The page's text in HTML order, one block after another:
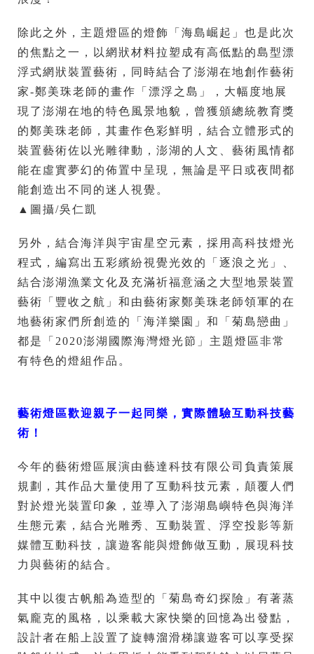
除此之外，主題燈區的燈飾「海島崛起」也是此次
的焦點之一，以網狀材料拉塑成有高低點的島型漂
浮式網狀裝置藝術，同時結合了澎湖在地創作藝術
家-鄭美珠老師的畫作「漂浮之島」，大幅度地展
現了澎湖在地的特色風景地貌，曾獲頒總統教育獎
的鄭美珠老師，其畫作色彩鮮明，結合立體形式的
裝置藝術佐以光雕律動，澎湖的人文、藝術風情都
能在虛實夢幻的佈置中呈現，無論是平日或夜間都
能創造出不同的迷人視覺。
▲圖攝/吳仁凱
另外，結合海洋與宇宙星空元素，採用高科技燈光
程式，編寫出五彩繽紛視覺光效的「逐浪之光」、
結合澎湖漁業文化及充滿祈福意涵之大型地景裝置
藝術「豐收之航」和由藝術家鄭美珠老師領軍的在
地藝術家們所創造的「海洋樂園」和「菊島戀曲」
都是「2020澎湖國際海灣燈光節」主題燈區非常
有特色的燈組作品。
藝術燈區歡迎親子一起同樂，實際體驗互動科技藝
術！
今年的藝術燈區展演由藝達科技有限公司負責策展
規劃，其作品大量使用了互動科技元素，顛覆人們
對於燈光裝置印象，並導入了澎湖島嶼特色與海洋
生態元素，結合光雕秀、互動裝置、浮空投影等新
媒體互動科技，讓遊客能與燈飾做互動，展現科技
力與藝術的結合。
其中以復古帆船為造型的「菊島奇幻探險」有著蒸
氣龐克的風格，以乘載大家快樂的回憶為出發點，
設計者在船上設置了旋轉溜滑梯讓遊客可以享受探